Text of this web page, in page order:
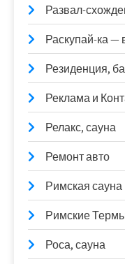
Развал-
Раскупай-ка —
Резиденция,
Реклама и
Релакс, сауна
Ремонт авто
Римская сауна
Римские
Роса, сауна